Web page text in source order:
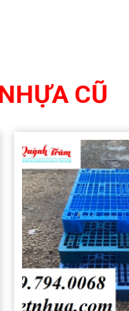
CŨ